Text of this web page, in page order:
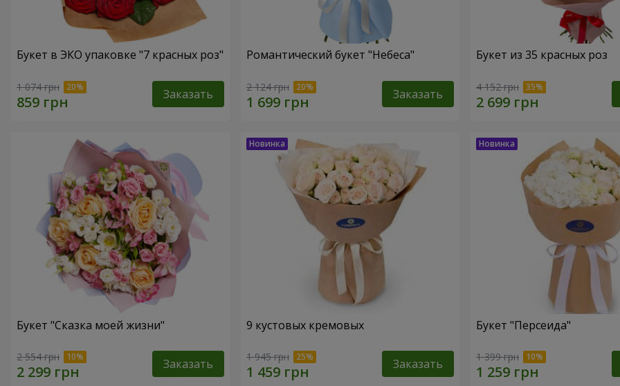
Букет в ЭКО упаковке "7 красных роз"
1 074 грн Заказать
Романтический букет "Небеса"
2 124 грн Заказать
Букет из 35 красных роз
4 152 грн
Букет "Сказка моей жизни"
2 554 грн Заказать
9 кустовых кремовых
1 945 грн Заказать
Букет "Персеида"
1 399 грн